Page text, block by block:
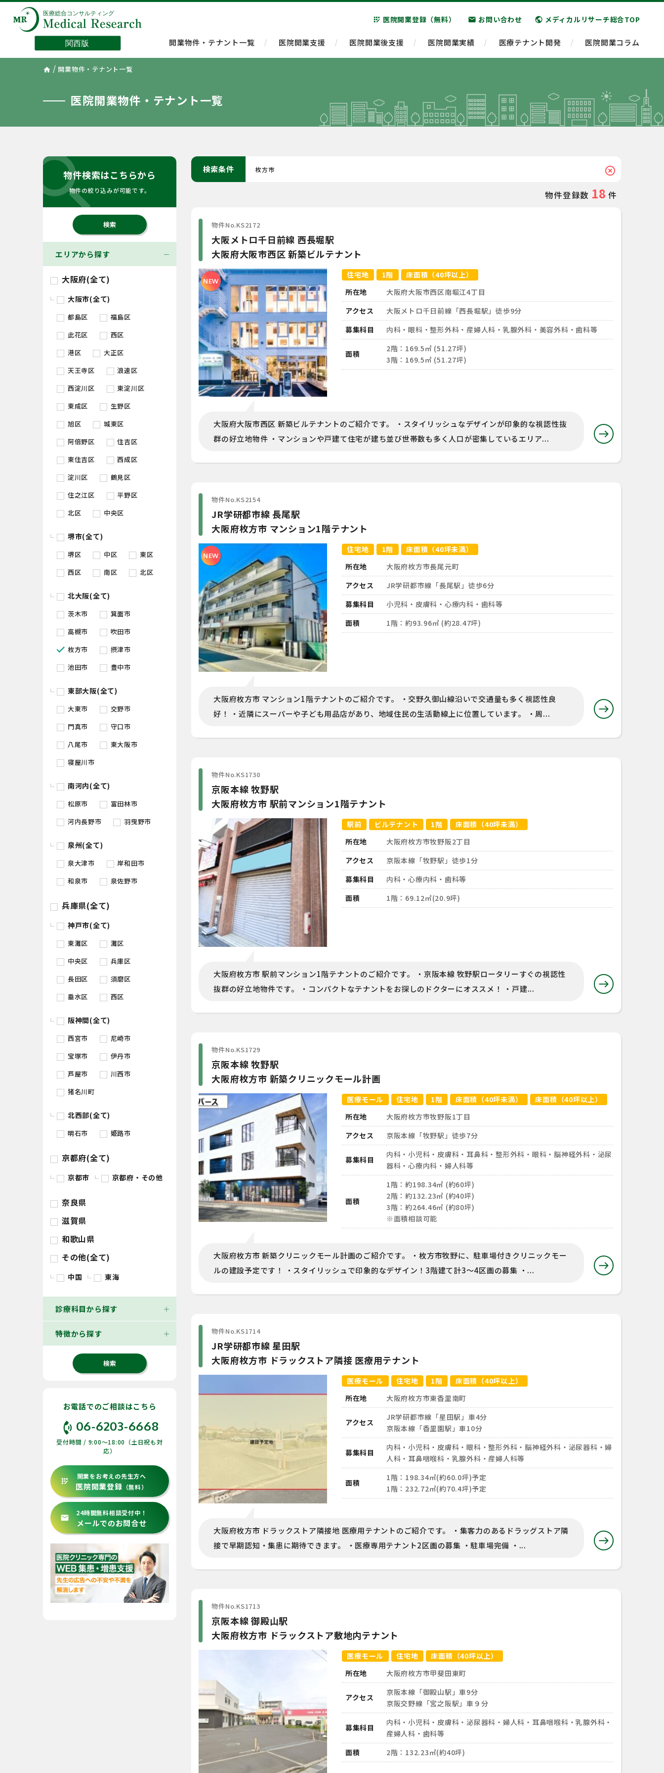
app_registration 医院開業登録（無料） email お問い合わせ public メディカルリサーチ総合TOP
開業物件・テナント一覧 医院開業支援 医院開業後支援 医院開業実績 医療テナント開発 医院開業コラム
home / 開業物件・テナント一覧
医院開業物件・テナント一覧
物件検索はこちらから
物件の絞り込みが可能です。
search
エリアから探す
大阪府(全て)
大阪市(全て)
都島区
福島区
此花区
西区
港区
大正区
天王寺区
浪速区
西淀川区
東淀川区
東成区
生野区
旭区
城東区
阿倍野区
住吉区
東住吉区
西成区
淀川区
鶴見区
住之江区
平野区
北区
中央区
堺市(全て)
堺区 中区
東区
西区
南区 北区
北大阪(全て)
茨木市
箕面市
高槻市
吹田市
枚方市
摂津市
池田市
豊中市
東部大阪(全て)
大東市
交野市
門真市
守口市
八尾市
東大阪市
寝屋川市
南河内(全て)
松原市
富田林市
河内長野市
羽曳野市
泉州(全て)
泉大津市
岸和田市
和泉市
泉佐野市
兵庫県(全て)
神戸市(全て)
東灘区
灘区
中央区
兵庫区
長田区
須磨区
垂水区
西区
阪神間(全て)
西宮市
尼崎市
宝塚市
伊丹市
芦屋市
川西市
猪名川町
北西部(全て)
明石市 姫路市
京都府(全て)
京都市 京都府・その他
奈良県
滋賀県
和歌山県
その他(全て)
中国 東海
診療科目から探す
特徴から探す
お電話でのご相談はこちら
phone_in_talk06-6203-6668
受付時間 / 9:00〜18:00（土日祝も対
応）
app_registration
開業をお考えの先生方へ
医院開業登録 （無料）
email
24時間無料相談受付中！
メールでのお問合せ
検索条件 枚方市 highlight_off
物件登録数 18 件
物件No.KS2172
大阪メトロ千日前線 西長堀駅
大阪府大阪市西区 新築ビルテナント
NEW
住宅地 1階
床面積（40坪以上）
所在地
大阪府大阪市西区南堀江4丁目
アクセス
大阪メトロ千日前線「西長堀駅」徒歩9分
募集科目
内科・眼科・整形外科・産婦人科・乳腺外科・美容外科・歯科等
面積
2階：169.5㎡ (51.27坪)
3階：169.5㎡ (51.27坪)
大阪府大阪市西区 新築ビルテナントのご紹介です。 ・スタイリッシュなデザインが印象的な視認性抜
群の好立地物件 ・マンションや戸建て住宅が建ち並び世帯数も多く人口が密集しているエリア...
物件No.KS2154
JR学研都市線 長尾駅
大阪府枚方市 マンション1階テナント
NEW
住宅地 1階
床面積（40坪未満）
所在地
大阪府枚方市長尾元町
アクセス
JR学研都市線「長尾駅」徒歩6分
募集科目
小児科・皮膚科・心療内科・歯科等
面積
1階：約93.96㎡ (約28.47坪)
大阪府枚方市 マンション1階テナントのご紹介です。 ・交野久御山線沿いで交通量も多く視認性良
好！ ・近隣にスーパーや子ども用品店があり、地域住民の生活動線上に位置しています。 ・周...
物件No.KS1730
京阪本線 牧野駅
大阪府枚方市 駅前マンション1階テナント
駅前 ビルテナント 1階
床面積（40坪未満）
所在地
大阪府枚方市牧野阪2丁目
アクセス
京阪本線「牧野駅」徒歩1分
募集科目
内科・心療内科・歯科等
面積
1階：69.12㎡(20.9坪)
大阪府枚方市 駅前マンション1階テナントのご紹介です。 ・京阪本線 牧野駅ロータリーすぐの視認性
抜群の好立地物件です。 ・コンパクトなテナントをお探しのドクターにオススメ！ ・戸建...
物件No.KS1729
京阪本線 牧野駅
大阪府枚方市 新築クリニックモール計画
医療モール 住宅地 1階 床面積（40坪未満）
床面積（40坪以上）
所在地
大阪府枚方市牧野阪1丁目
アクセス
京阪本線「牧野駅」徒歩7分
募集科目
内科・小児科・皮膚科・耳鼻科・整形外科・眼科・脳神経外科・泌尿
器科・心療内科・婦人科等
面積
1階：約198.34㎡ (約60坪)
2階：約132.23㎡ (約40坪)
3階：約264.46㎡ (約80坪)
※面積相談可能
大阪府枚方市 新築クリニックモール計画のご紹介です。 ・枚方市牧野に、駐車場付きクリニックモー
ルの建設予定です！ ・スタイリッシュで印象的なデザイン！3階建て計3～4区画の募集 ・...
物件No.KS1714
JR学研都市線 星田駅
大阪府枚方市 ドラックストア隣接 医療用テナント
医療モール 住宅地 1階
床面積（40坪以上）
所在地
大阪府枚方市東香里南町
アクセス
JR学研都市線「星田駅」車4分
京阪本線「香里園駅」車10分
募集科目
内科・小児科・皮膚科・眼科・整形外科・脳神経外科・泌尿器科・婦
人科・耳鼻咽喉科・乳腺外科・産婦人科等
面積
1階：198.34㎡(約60.0坪)予定
1階：232.72㎡(約70.4坪)予定
大阪府枚方市 ドラックストア隣接地 医療用テナントのご紹介です。 ・集客力のあるドラッグストア隣
接で早期認知・集患に期待できます。 ・医療専用テナント2区画の募集 ・駐車場完備 ・...
物件No.KS1713
京阪本線 御殿山駅
大阪府枚方市 ドラックストア敷地内テナント
医療モール 住宅地
床面積（40坪以上）
所在地
大阪府枚方市甲斐田東町
アクセス
京阪本線「御殿山駅」車9分
京阪交野線「宮之阪駅」車９分
募集科目
内科・小児科・皮膚科・泌尿器科・婦人科・耳鼻咽喉科・乳腺外科・
産婦人科・歯科等
面積
2階：132.23㎡(約40坪)